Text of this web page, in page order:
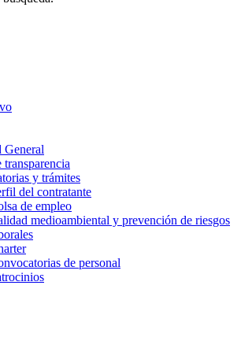
General
transparencia
y trámites
del contratante
de empleo
medioambiental y prevención de riesgos
de personal